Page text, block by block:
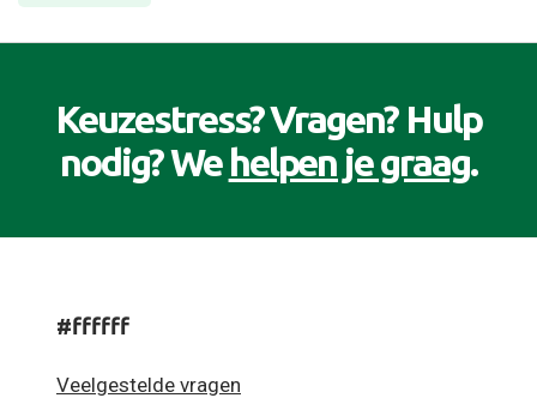
Keuzestress? Vragen? Hulp
nodig? Wehelpen je graag.
#ffffff
Veelgestelde vragen